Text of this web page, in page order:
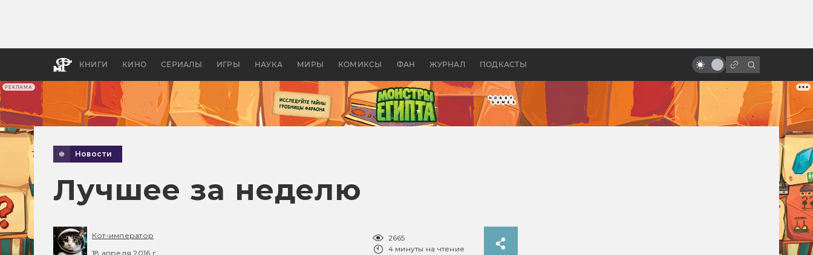
РЕКЛАМА
КНИГИ КИНО СЕРИАЛЫ ИГРЫ НАУКА МИРЫ КОМИКСЫ ФАН ЖУРНАЛ ПОДКАСТЫ
апокалипсис, в России —
бы «Властелина колец»
Все фильмы про короля Артура
Новости
Лучшее за неделю
Кот-император
18 апреля 2016 г.
2665
4 минуты на чтение